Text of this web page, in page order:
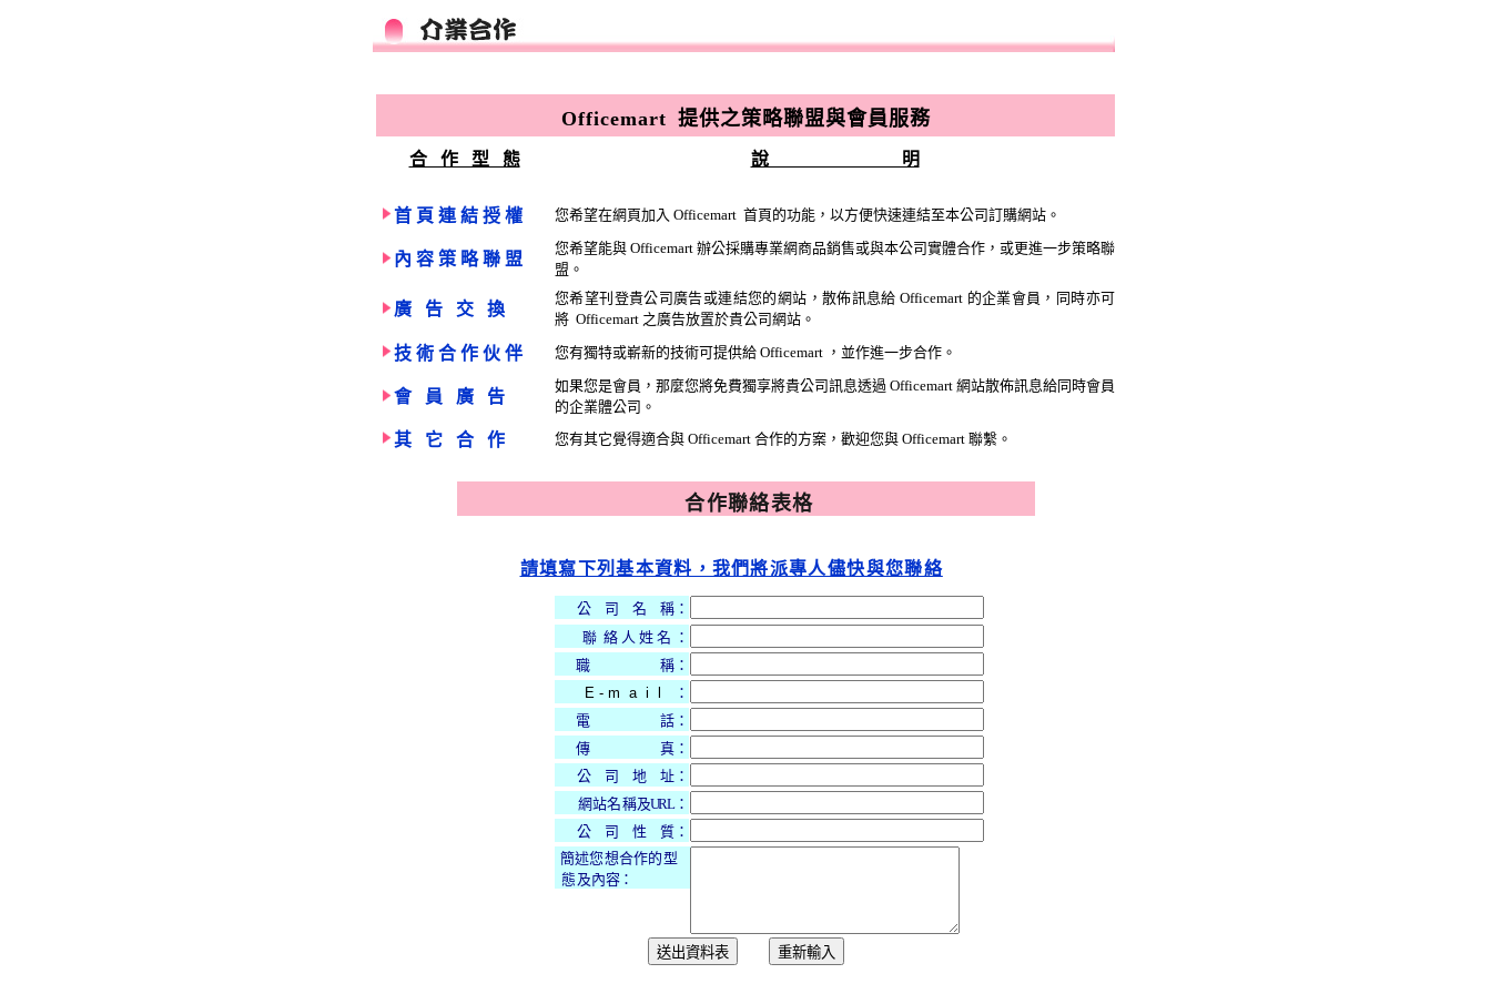
Officemart 提供之策略聯盟與會員服務
合 作 型 態 說 明
首頁連結授權 您希望在網頁加入 Officemart 首頁的功能，以方便快速連結至本公司訂購網站。
內容策略聯盟
您希望能與 Officemart 辦公採購專業網商品銷售或與本公司實體合作，或更進一步策略聯
盟。
廣 告 交 換
您希望刊登貴公司廣告或連結您的網站，散佈訊息給 Officemart 的企業會員，同時亦可
將 Officemart 之廣告放置於貴公司網站。
技術合作伙伴 您有獨特或嶄新的技術可提供給 Officemart ，並作進一步合作。
會 員 廣 告
如果您是會員，那麼您將免費獨享將貴公司訊息透過 Officemart 網站散佈訊息給同時會員
的企業體公司。
其 它 合 作 您有其它覺得適合與 Officemart 合作的方案，歡迎您與 Officemart 聯繫。
合作聯絡表格
請填寫下列基本資料，我們將派專人儘快與您聯絡
公 司 名 稱：
聯 絡 人 姓 名 ：
職 稱：
E - m a i l
：
電 話：
傳 真：
公 司 地 址：
網 站 名 稱 及URL：
公 司 性 質：
簡 述 您 想 合 作 的 型
態 及 內 容：